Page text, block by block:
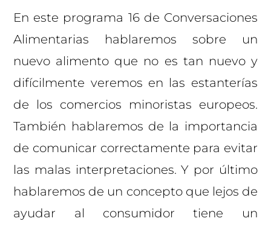
En este programa 16 de Conversaciones
Alimentarias hablaremos sobre un
nuevo alimento que no es tan nuevo y
difícilmente veremos en las estanterías
de los comercios minoristas europeos.
También hablaremos de la importancia
de comunicar correctamente para evitar
las malas interpretaciones. Y por último
hablaremos de un concepto que lejos de
ayudar al consumidor tiene un